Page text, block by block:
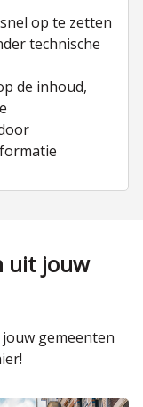
op te zetten
technische
de inhoud,
uit jouw
gemeenten